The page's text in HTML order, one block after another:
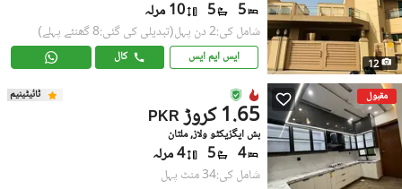
12
5
5 10 مرلہ
شامل کی:2 دن پہل (تبدیلی کی گئی:8 گھنٹے پہلے)
ایس ایم ایس کال
مقبول ٹائیٹینیم
PKR 1.65 کروڑ
بش ایگزیکٹو ولاز, ملتان
4
5 4 مرلہ
شامل کی:34 منٹ پہل